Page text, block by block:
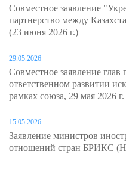
Совместное заявление
партнерство между
(23 июня 2026 г.)
29.05.2026
Совместное заявление
ответственном развитии
рамках союза, 29 мая 2026 г.
15.05.2026
Заявление министров
отношений стран БРИКС